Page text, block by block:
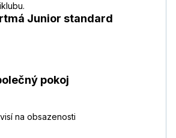
Junior standard
pokoj
na obsazenosti